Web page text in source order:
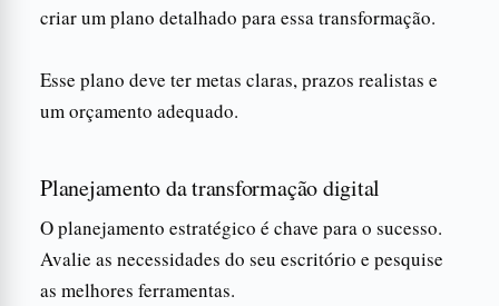
criar um plano detalhado para essa transformação.
Esse plano deve ter metas claras, prazos realistas e
um orçamento adequado.
Planejamento da transformação digital
O planejamento estratégico é chave para o sucesso.
Avalie as necessidades do seu escritório e pesquise
as melhores ferramentas.